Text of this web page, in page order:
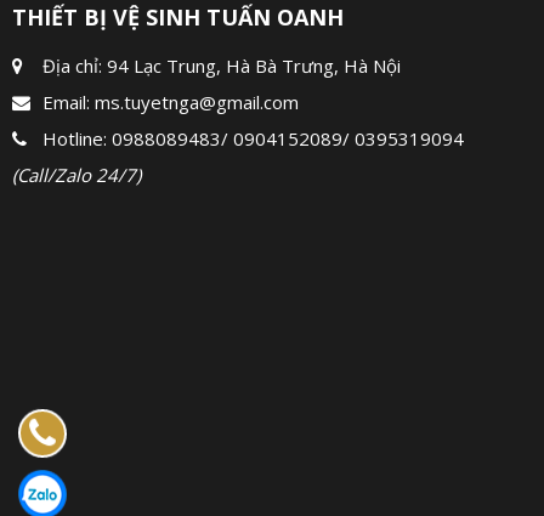
THIẾT BỊ VỆ SINH TUẤN OANH
Địa chỉ: 94 Lạc Trung, Hà Bà Trưng, Hà Nội
Email: ms.tuyetnga@gmail.com
Hotline: 0988089483/ 0904152089/ 0395319094
(Call/Zalo 24/7)